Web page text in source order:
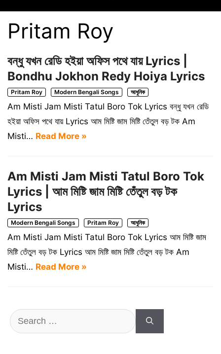
Pritam Roy
বন্ধু যখন রেডি হইয়া অফিস পথে যায় Lyrics |
Bondhu Jokhon Redy Hoiya Lyrics
Pritam Roy Modern Bengali Songs আধুনিক
Am Misti Jam Misti Tatul Boro Tok Lyrics বন্ধু যখন রেডি
হইয়া অফিস পথে যায় Lyrics আম মিষ্টি জাম মিষ্টি তেঁতুল বড় টক Am
Misti… Read More »
Am Misti Jam Misti Tatul Boro Tok
Lyrics | আম মিষ্টি জাম মিষ্টি তেঁতুল বড় টক
Lyrics
Modern Bengali Songs Pritam Roy আধুনিক
Am Misti Jam Misti Tatul Boro Tok Lyrics আম মিষ্টি জাম
মিষ্টি তেঁতুল বড় টক Lyrics আম মিষ্টি জাম মিষ্টি তেঁতুল বড় টক Am
Misti… Read More »
Search
for: